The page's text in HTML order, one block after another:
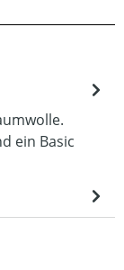
ein Basic